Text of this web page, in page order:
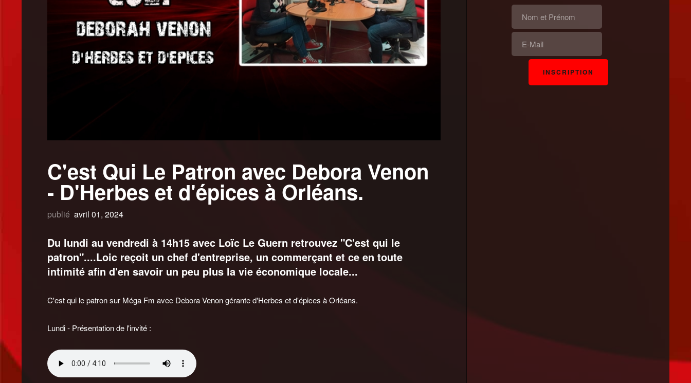
C'est Qui Le Patron avec Debora Venon
- D'Herbes et d'épices à Orléans.
publié avril 01, 2024
Du lundi au vendredi à 14h15 avec Loïc Le Guern retrouvez "C'est qui le
patron"....Loic reçoit un chef d'entreprise, un commerçant et ce en toute
intimité afin d'en savoir un peu plus la vie économique locale...
C'est qui le patron sur Méga Fm avec Debora Venon gérante d'Herbes et d'épices à Orléans.
Lundi - Présentation de l'invité :